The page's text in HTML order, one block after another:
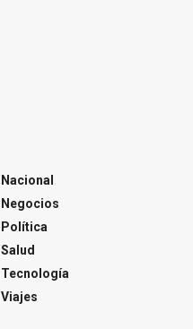
Nacional
Negocios
Política
Salud
Tecnología
Viajes